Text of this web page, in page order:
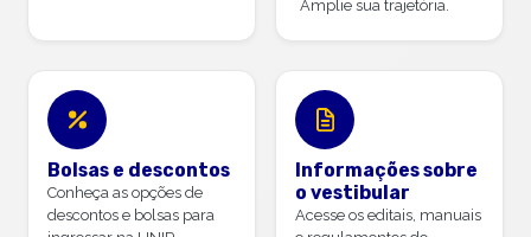
Amplie sua trajetória.
Bolsas e descontos
Conheça as opções de
descontos e bolsas para
Informações sobre
o vestibular
Acesse os editais, manuais